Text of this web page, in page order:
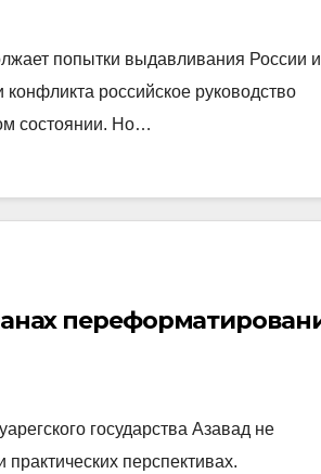
попытки выдавливания России
российское руководство
состоянии. Но…
государства Азавад не
перспективах.